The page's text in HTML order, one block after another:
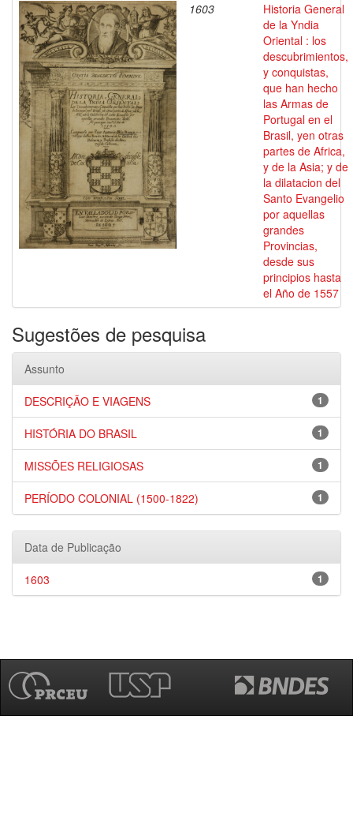
1603
Historia General
de la Yndia
Oriental : los
descubrimientos,
y conquistas,
que han hecho
las Armas de
Portugal en el
Brasil, yen otras
partes de Africa,
y de la Asia; y de
la dilatacion del
Santo Evangelio
por aquellas
grandes
Provincias,
desde sus
principios hasta
el Año de 1557
Sugestões de pesquisa
Assunto
1
DESCRIÇÃO E VIAGENS
1
HISTÓRIA DO BRASIL
1
MISSÕES RELIGIOSAS
1
PERÍODO COLONIAL (1500-1822)
Data de Publicação
1
1603